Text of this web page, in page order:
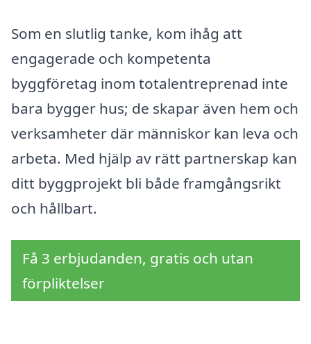
Som en slutlig tanke, kom ihåg att
engagerade och kompetenta
byggföretag inom totalentreprenad inte
bara bygger hus; de skapar även hem och
verksamheter där människor kan leva och
arbeta. Med hjälp av rätt partnerskap kan
ditt byggprojekt bli både framgångsrikt
och hållbart.
Få 3 erbjudanden, gratis och utan
förpliktelser